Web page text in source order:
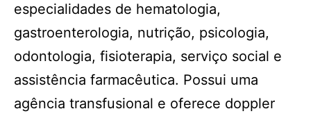
especialidades de hematologia,
gastroenterologia, nutrição, psicologia,
odontologia, fisioterapia, serviço social e
assistência farmacêutica. Possui uma
agência transfusional e oferece doppler